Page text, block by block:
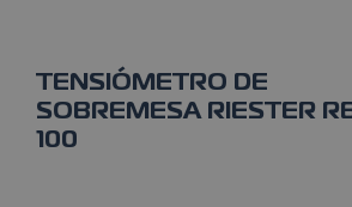
TENSIÓMETRO DE
SOBREMESA RIESTER
100